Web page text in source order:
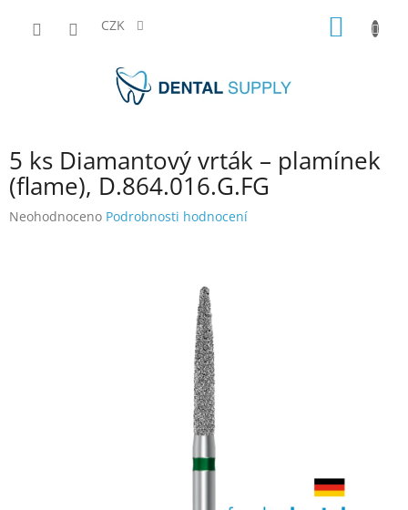
CZK
5 ks Diamantový vrták – plamínek
(flame), D.864.016.G.FG
Průměrné
Neohodnoceno Podrobnosti hodnocení